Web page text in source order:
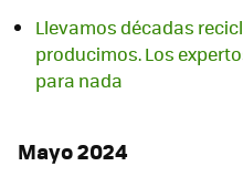
Llevamos décadas
producimos. Los
para nada
Mayo 2024